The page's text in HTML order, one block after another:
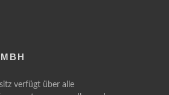
verfügt über alle